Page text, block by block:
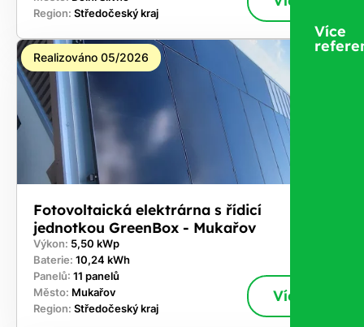
Region: Středočeský kraj
Realizováno 05/2026
Fotovoltaická elektrárna s řídicí
jednotkou GreenBox - Mukařov
Výkon: 5,50 kWp
Baterie: 10,24 kWh
Panelů: 11 panelů
Město: Mukařov
Region: Středočeský kraj
Více
Více